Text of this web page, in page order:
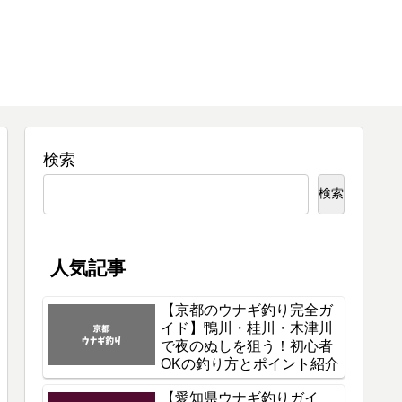
検索
検索
人気記事
【京都のウナギ釣り完全ガ
イド】鴨川・桂川・木津川
で夜のぬしを狙う！初心者
OKの釣り方とポイント紹介
【愛知県ウナギ釣りガイ